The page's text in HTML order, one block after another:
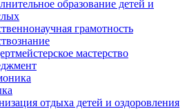
образование детей и
грамотность
мастерство
отдыха детей и оздоровления